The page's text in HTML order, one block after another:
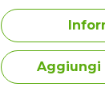
Aggiungi